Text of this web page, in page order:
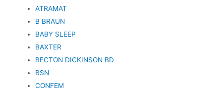
ATRAMAT
B BRAUN
BABY SLEEP
BAXTER
BECTON DICKINSON BD
BSN
CONFEM